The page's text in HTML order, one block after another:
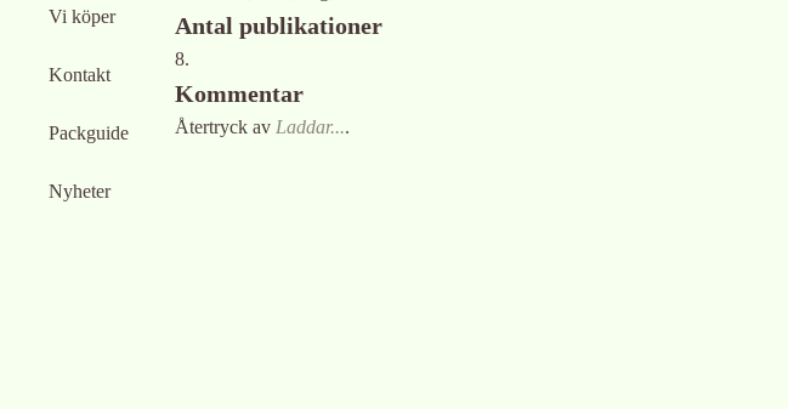
Vi köper
Kontakt
Packguide
Nyheter
Antal publikationer
8.
Kommentar
Återtryck av Laddar....